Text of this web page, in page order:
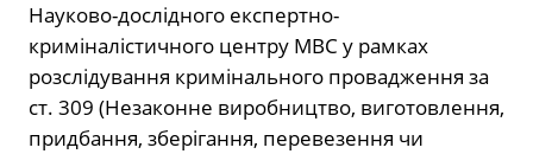
Науково-дослідного експертно-
криміналістичного центру МВС у рамках
розслідування кримінального провадження за
ст. 309 (Незаконне виробництво, виготовлення,
придбання, зберігання, перевезення чи